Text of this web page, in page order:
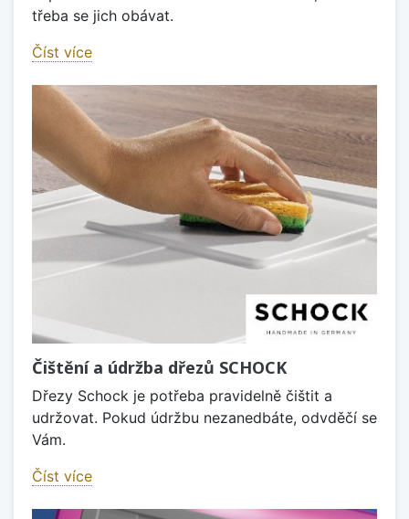
třeba se jich obávat.
Číst více
Čištění a údržba dřezů SCHOCK
Dřezy Schock je potřeba pravidelně čištit a
udržovat. Pokud údržbu nezanedbáte, odvděčí se
Vám.
Číst více